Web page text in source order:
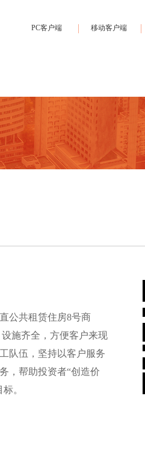
PC客户端 移动客户端
公共租赁住房8号商
施齐全，方便客户来现
队伍，坚持以客户服务
，帮助投资者“创造价
。